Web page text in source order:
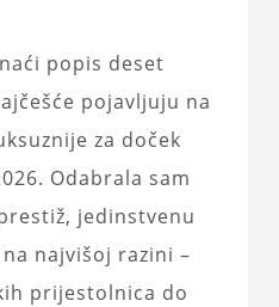
popis deset
pojavljuju na
za doček
Odabrala sam
jedinstvenu
najvišoj razini –
prijestolnica do